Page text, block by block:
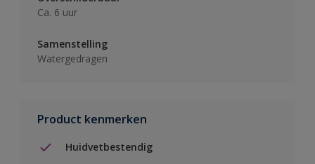
Ca. 6 uur
Samenstelling
Watergedragen
Product kenmerken
Huidvetbestendig